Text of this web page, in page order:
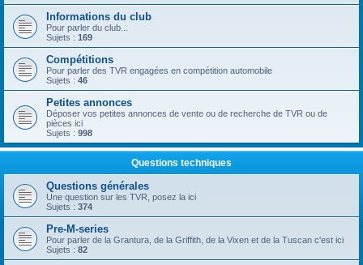
Informations du club
Pour parler du club...
Sujets : 169
Compétitions
Pour parler des TVR engagées en compétition automobile
Sujets : 46
Petites annonces
Déposer vos petites annonces de vente ou de recherche de TVR ou de
pièces ici
Sujets : 998
Questions techniques
Questions générales
Une question sur les TVR, posez la ici
Sujets : 374
Pre-M-series
Pour parler de la Grantura, de la Griffith, de la Vixen et de la Tuscan c'est ici
Sujets : 82